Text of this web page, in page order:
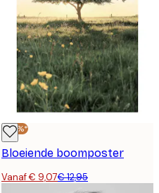
-30%*
Bloeiende boomposter
Vanaf € 9,07€ 12,95